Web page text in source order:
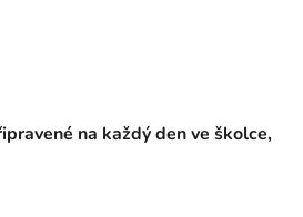
na každý den ve školce,